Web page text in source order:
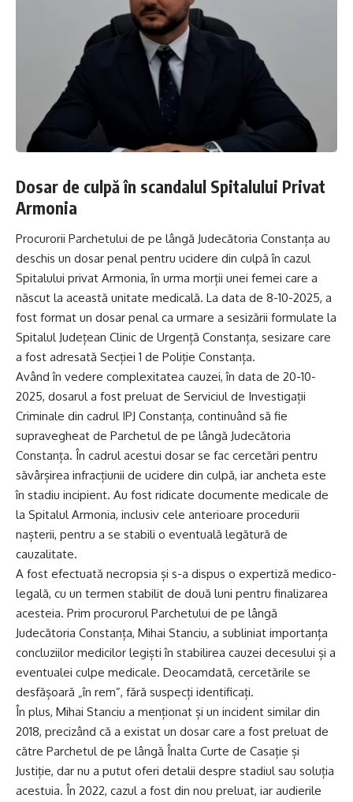
Dosar de culpă în scandalul Spitalului Privat
Armonia
Procurorii Parchetului de pe lângă Judecătoria Constanța au
deschis un dosar penal pentru ucidere din culpă în cazul
Spitalului privat Armonia, în urma morții unei femei care a
născut la această unitate medicală. La data de 8-10-2025, a
fost format un dosar penal ca urmare a sesizării formulate la
Spitalul Județean Clinic de Urgență Constanța, sesizare care
a fost adresată Secției 1 de Poliție Constanța.
Având în vedere complexitatea cauzei, în data de 20-10-
2025, dosarul a fost preluat de Serviciul de Investigații
Criminale din cadrul IPJ Constanța, continuând să fie
supravegheat de Parchetul de pe lângă Judecătoria
Constanța. În cadrul acestui dosar se fac cercetări pentru
săvârșirea infracțiunii de ucidere din culpă, iar ancheta este
în stadiu incipient. Au fost ridicate documente medicale de
la Spitalul Armonia, inclusiv cele anterioare procedurii
nașterii, pentru a se stabili o eventuală legătură de
cauzalitate.
A fost efectuată necropsia și s-a dispus o expertiză medico-
legală, cu un termen stabilit de două luni pentru finalizarea
acesteia. Prim procurorul Parchetului de pe lângă
Judecătoria Constanța, Mihai Stanciu, a subliniat importanța
concluziilor medicilor legiști în stabilirea cauzei decesului și a
eventualei culpe medicale. Deocamdată, cercetările se
desfășoară „în rem”, fără suspecți identificați.
În plus, Mihai Stanciu a menționat și un incident similar din
2018, precizând că a existat un dosar care a fost preluat de
către Parchetul de pe lângă Înalta Curte de Casație și
Justiție, dar nu a putut oferi detalii despre stadiul sau soluția
acestuia. În 2022, cazul a fost din nou preluat, iar audierile